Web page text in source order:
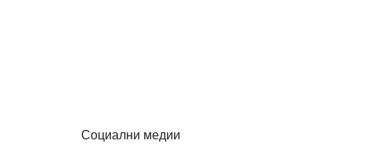
Социални медии